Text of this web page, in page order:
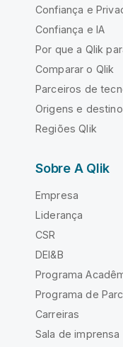
Confiança e
Confiança e IA
Por que a Qlik
Comparar o Qlik
Parceiros de
Origens e
Regiões Qlik
Sobre A Qlik
Empresa
Liderança
CSR
DEI&B
Programa
Programa de
Carreiras
Sala de imprensa